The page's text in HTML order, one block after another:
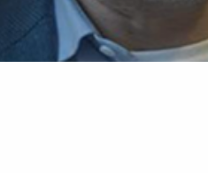
TERMINAR